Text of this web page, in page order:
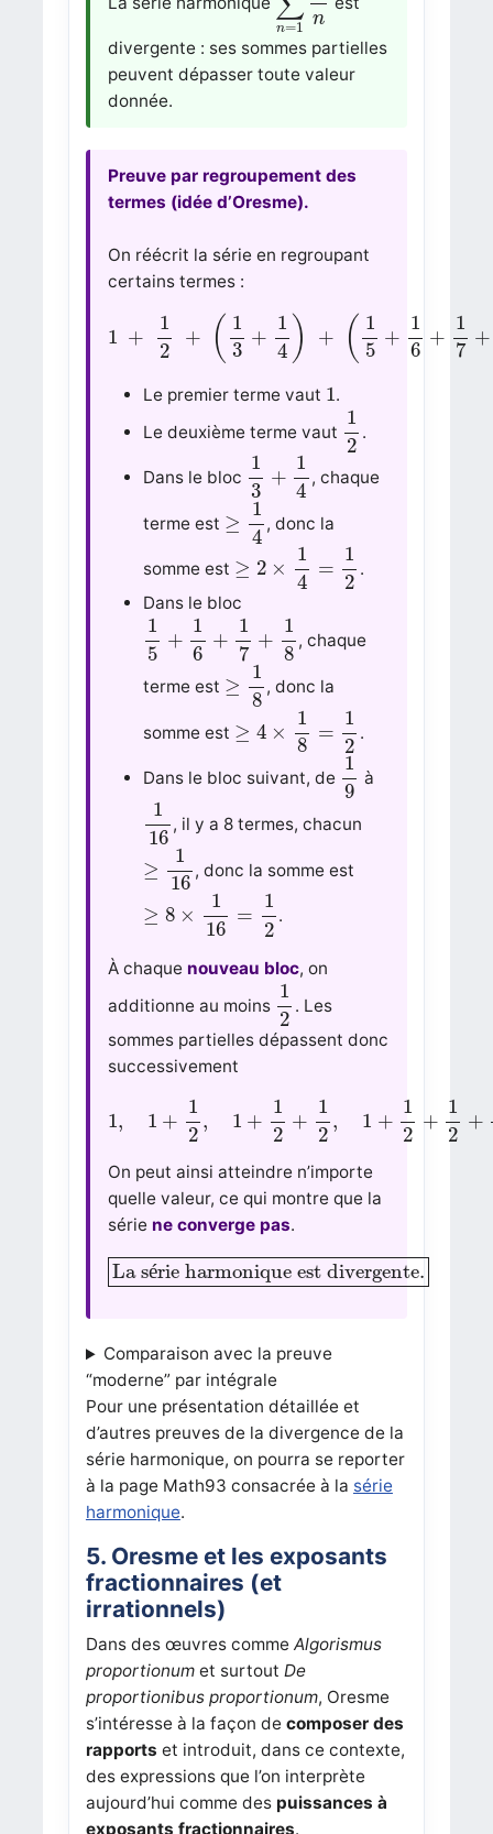
n=1 n
divergente : ses sommes partielles
peuvent dépasser toute valeur
donnée.
Preuve par regroupement des
termes (idée d’Oresme).
On réécrit la série en regroupant
certains termes :
1 +
1
2
+ ( 1
3
+
1
4 ) + ( 1
5
+
1
6
+
1
7
+
1 + ( 13 + ( 1 7
Le premier terme vaut 1
1 .
Le deuxième terme vaut
1
2
12
.
Dans le bloc
1
3
+
1
4
13 4
, chaque
terme est ≥
1
4
4
, donc la
somme est ≥ 2 ×
1
4
=
1
2
2× =
.
Dans le bloc
1
5
+
1
6
+
1
7
+
1
8
15+1 6+17+
, chaque
terme est ≥
1
8
1 8
, donc la
somme est ≥ 4 ×
1
8
=
1
2
4× =
.
Dans le bloc suivant, de
1
9
19
à
1
16
16
, il y a 8 termes, chacun
≥
1
16
≥116
, donc la somme est
≥ 8 ×
1
16
=
1
2
×1 16=
.
À chaque nouveau bloc, on
additionne au moins
1
2
12
. Les
sommes partielles dépassent donc
successivement
1, 1 +
1
2
, 1 +
1
2
+
1
2
, 1 +
1
2
+
1
2
+
1, 12 2 2 ,
On peut ainsi atteindre n’importe
quelle valeur, ce qui montre que la
série ne converge pas.
La série harmonique est divergente.
La série harmonique est divergente.
Comparaison avec la preuve
“moderne” par intégrale
Pour une présentation détaillée et
d’autres preuves de la divergence de la
série harmonique, on pourra se reporter
à la page Math93 consacrée à la série
harmonique.
5. Oresme et les exposants
fractionnaires (et
irrationnels)
Dans des œuvres comme Algorismus
proportionumet surtout De
proportionibus proportionum, Oresme
s’intéresse à la façon de composer des
rapports et introduit, dans ce contexte,
des expressions que l’on interprète
aujourd’hui comme des puissances à
exposants fractionnaires.